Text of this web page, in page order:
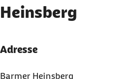
Heinsberg
Adresse
Barmer Heinsberg